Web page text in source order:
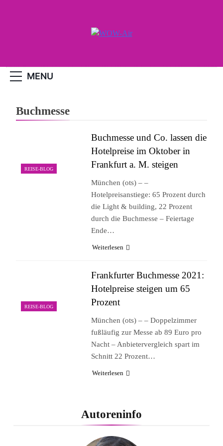
MENU
Buchmesse
REISE-BLOG
Buchmesse und Co. lassen die
Hotelpreise im Oktober in
Frankfurt a. M. steigen
München (ots) – –
Hotelpreisanstiege: 65 Prozent durch
die Light & building, 22 Prozent
durch die Buchmesse – Feiertage
Ende…
Weiterlesen
REISE-BLOG
Frankfurter Buchmesse 2021:
Hotelpreise steigen um 65
Prozent
München (ots) – – Doppelzimmer
fußläufig zur Messe ab 89 Euro pro
Nacht – Anbietervergleich spart im
Schnitt 22 Prozent…
Weiterlesen
Autoreninfo